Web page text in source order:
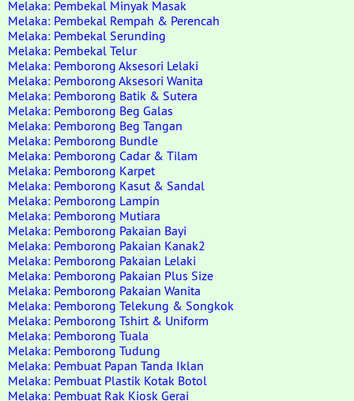
Melaka: Pembekal Minyak Masak
Melaka: Pembekal Rempah & Perencah
Melaka: Pembekal Serunding
Melaka: Pembekal Telur
Melaka: Pemborong Aksesori Lelaki
Melaka: Pemborong Aksesori Wanita
Melaka: Pemborong Batik & Sutera
Melaka: Pemborong Beg Galas
Melaka: Pemborong Beg Tangan
Melaka: Pemborong Bundle
Melaka: Pemborong Cadar & Tilam
Melaka: Pemborong Karpet
Melaka: Pemborong Kasut & Sandal
Melaka: Pemborong Lampin
Melaka: Pemborong Mutiara
Melaka: Pemborong Pakaian Bayi
Melaka: Pemborong Pakaian Kanak2
Melaka: Pemborong Pakaian Lelaki
Melaka: Pemborong Pakaian Plus Size
Melaka: Pemborong Pakaian Wanita
Melaka: Pemborong Telekung & Songkok
Melaka: Pemborong Tshirt & Uniform
Melaka: Pemborong Tuala
Melaka: Pemborong Tudung
Melaka: Pembuat Papan Tanda Iklan
Melaka: Pembuat Plastik Kotak Botol
Melaka: Pembuat Rak Kiosk Gerai